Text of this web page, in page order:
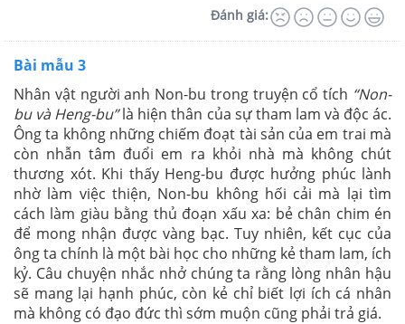
Đánh giá:
Bài mẫu 3
Nhân vật người anh Non-bu trong truyện cổ tích “Non-
bu và Heng-bu”là hiện thân của sự tham lam và độc ác.
Ông ta không những chiếm đoạt tài sản của em trai mà
còn nhẫn tâm đuổi em ra khỏi nhà mà không chút
thương xót. Khi thấy Heng-bu được hưởng phúc lành
nhờ làm việc thiện, Non-bu không hối cải mà lại tìm
cách làm giàu bằng thủ đoạn xấu xa: bẻ chân chim én
để mong nhận được vàng bạc. Tuy nhiên, kết cục của
ông ta chính là một bài học cho những kẻ tham lam, ích
kỷ. Câu chuyện nhắc nhở chúng ta rằng lòng nhân hậu
sẽ mang lại hạnh phúc, còn kẻ chỉ biết lợi ích cá nhân
mà không có đạo đức thì sớm muộn cũng phải trả giá.